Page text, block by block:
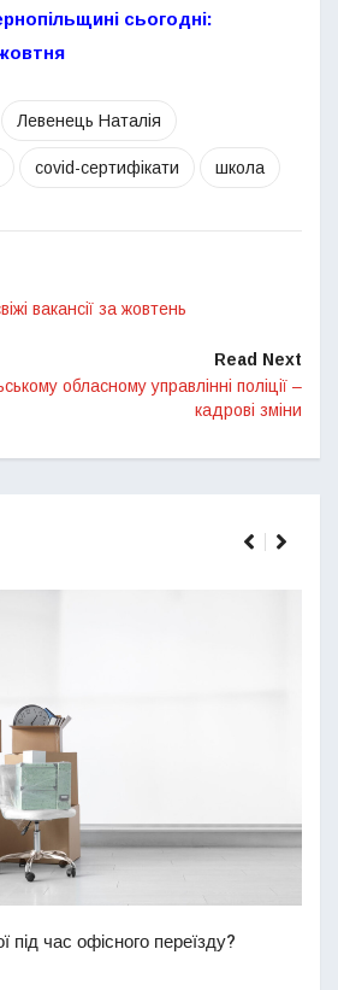
сьогодні:
Левенець Наталія
сovid-сертифікати школа
вакансії за жовтень
Read Next
обласному управлінні поліції –
кадрові зміни
час офісного переїзду?